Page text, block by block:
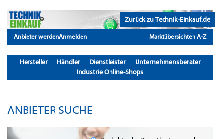
Zurück zu Technik-Einkauf.de
Anbieter werdenAnmelden Marktübersichten A-Z
Hersteller Händler Dienstleister
Unternehmensberater
Industrie Online-Shops
ANBIETER SUCHE